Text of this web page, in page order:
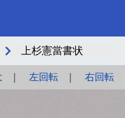
上杉憲當書状